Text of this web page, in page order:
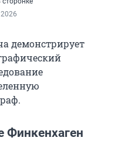
демонстрирует
Финкенхаген